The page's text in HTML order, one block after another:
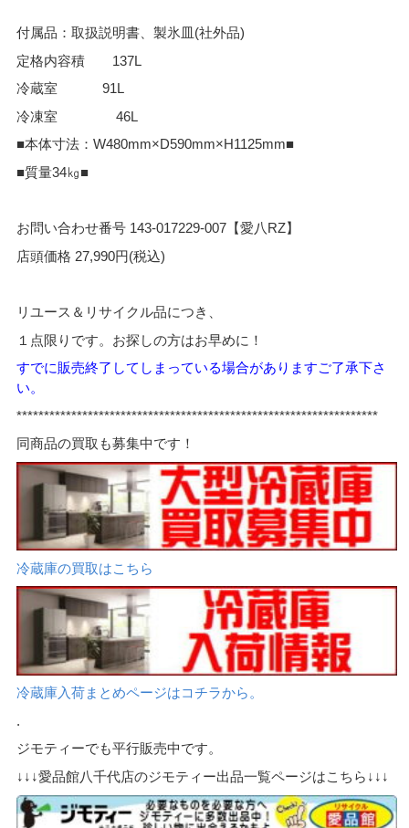
付属品：取扱説明書、製氷皿(社外品)
定格内容積 137L
冷蔵室 91L
冷凍室 46L
■本体寸法：W480mm×D590mm×H1125mm■
■質量34㎏■
お問い合わせ番号 143-017229-007【愛八RZ】
店頭価格 27,990円(税込)
リユース＆リサイクル品につき、
１点限りです。お探しの方はお早めに！
すでに販売終了してし まっている場合がありますご了承下さ
い。
******************************************************************
同商品の買取も募集中です！
冷蔵庫の買取はこちら
冷蔵庫入荷まとめページはコチラから。
.
ジモティーでも平行販売中です。
↓↓↓愛品館八千代店のジモティー出品一覧ページはこちら↓↓↓